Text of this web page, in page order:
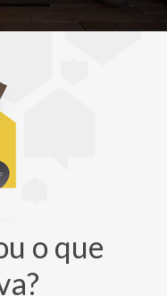
o que